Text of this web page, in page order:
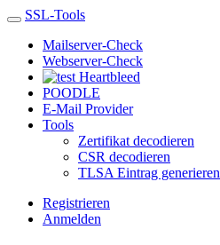
SSL-Tools
Mailserver-Check
Webserver-Check
Heartbleed
POODLE
E-Mail Provider
Tools
Zertifikat decodieren
CSR decodieren
TLSA Eintrag generieren
Registrieren
Anmelden